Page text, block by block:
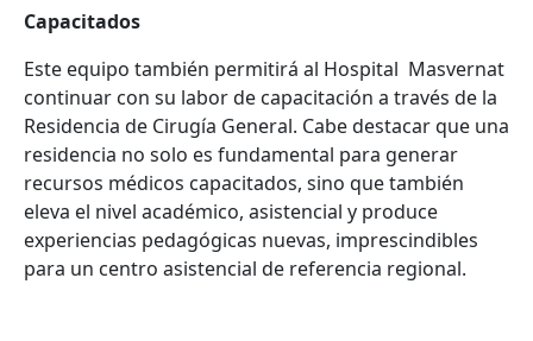
Capacitados
Este equipo también permitirá al Hospital Masvernat
continuar con su labor de capacitación a través de la
Residencia de Cirugía General. Cabe destacar que una
residencia no solo es fundamental para generar
recursos médicos capacitados, sino que también
eleva el nivel académico, asistencial y produce
experiencias pedagógicas nuevas, imprescindibles
para un centro asistencial de referencia regional.